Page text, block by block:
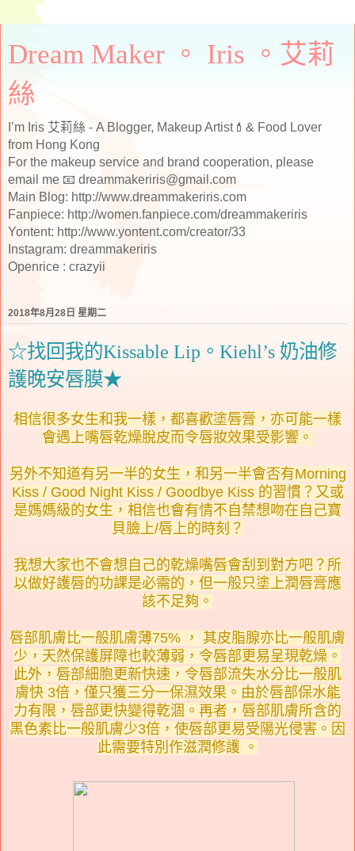
Dream Maker 。 Iris 。艾莉
絲
I’m Iris 艾莉絲 - A Blogger, Makeup Artist💄& Food Lover
from Hong Kong
For the makeup service and brand cooperation, please
email me 📧 dreammakeriris@gmail.com
Main Blog: http://www.dreammakeriris.com
Fanpiece: http://women.fanpiece.com/dreammakeriris
Yontent: http://www.yontent.com/creator/33
Instagram: dreammakeriris
Openrice : crazyii
2018年8月28日 星期二
☆找回我的Kissable Lip。Kiehl’s 奶油修
護晚安唇膜★
相信很多女生和我一樣，都喜歡塗唇膏，亦可能一樣
會遇上嘴唇乾燥脫皮而令唇妝效果受影響。
另外不知道有另一半的女生，和另一半會否有Morning
Kiss / Good Night Kiss / Goodbye Kiss 的習慣？又或
是媽媽級的女生，相信也會有情不自禁想吻在自己寶
貝臉上/唇上的時刻？
我想大家也不會想自己的乾燥嘴唇會刮到對方吧？所
以做好護唇的功課是必需的，但一般只塗上潤唇膏應
該不足夠。
唇部肌膚比一般肌膚薄75% ， 其皮脂腺亦比一般肌膚
少，天然保護屏障也較薄弱，令唇部更易呈現乾燥。
此外，唇部細胞更新快速，令唇部流失水分比一般肌
膚快 3倍，僅只獲三分一保濕效果。由於唇部保水能
力有限，唇部更快變得乾涸。再者，唇部肌膚所含的
黑色素比一般肌膚少3倍，使唇部更易受陽光侵害。因
此需要特別作滋潤修護 。